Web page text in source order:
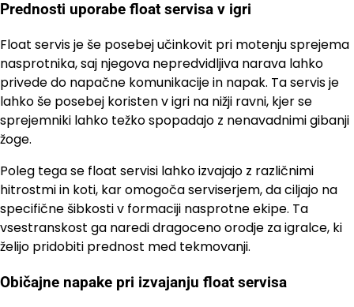
Prednosti uporabe float servisa v igri
Float servis je še posebej učinkovit pri motenju sprejema
nasprotnika, saj njegova nepredvidljiva narava lahko
privede do napačne komunikacije in napak. Ta servis je
lahko še posebej koristen v igri na nižji ravni, kjer se
sprejemniki lahko težko spopadajo z nenavadnimi gibanji
žoge.
Poleg tega se float servisi lahko izvajajo z različnimi
hitrostmi in koti, kar omogoča serviserjem, da ciljajo na
specifične šibkosti v formaciji nasprotne ekipe. Ta
vsestranskost ga naredi dragoceno orodje za igralce, ki
želijo pridobiti prednost med tekmovanji.
Običajne napake pri izvajanju float servisa